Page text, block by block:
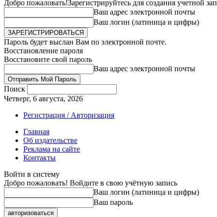
Добро пожаловать!Зарегистрируйтесь для создания учетной
Ваш адрес электронной почты
Ваш логин (латиница и цифры)
Пароль будет выслан Вам по электронной почте.
Восстановление пароля
Восстановите свой пароль
Ваш адрес электронной почты
Поиск
Четверг, 6 августа, 2026
Регистрация / Авторизация
Главная
Об издательстве
Реклама на сайте
Контакты
Войти в систему
Добро пожаловать! Войдите в свою учётную запись
Ваш логин (латиница и цифры)
Ваш пароль